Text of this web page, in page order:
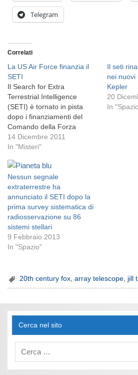
Telegram
Correlati
La US Air Force finanzia il
SETI
Il Search for Extra
Terrestrial Intelligence
(SETI) è tornato in pista
dopo i finanziamenti del
Comando della Forza
Spaziale degli Stati Uniti. La
US Air Force ha pagato al
riavviare i propri sforzi nella
ricerca di vita extra-
terrestre. I piani del Seti
sono quelli di…
14 Dicembre 2011
In "Misteri"
Il seti
nei nuovi
Kepler
20
In
Nessun segnale
extraterrestre ha
annunciato il SETI dopo la
prima survey sistematica di
radiosservazione su 86
sistemi stellari
9 Febbraio 2013
In "Spazio"
20th century fox ,array telescope jill
Cerca nel sito